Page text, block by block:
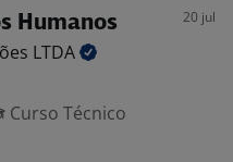
Humanos 20 jul
LTDA
Curso Técnico